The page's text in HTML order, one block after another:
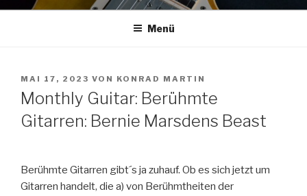
springen
Menü
VERÖFFENTLICHT
AM
MAI 17, 2023 VON KONRAD MARTIN
Monthly Guitar: Berühmte
Gitarren: Bernie Marsdens Beast
Berühmte Gitarren gibt´s ja zuhauf. Ob es sich jetzt um
Gitarren handelt, die a) von Berühmtheiten der